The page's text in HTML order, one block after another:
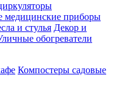
медицинские приборы
и стулья Декор и
обогреватели
Компостеры садовые